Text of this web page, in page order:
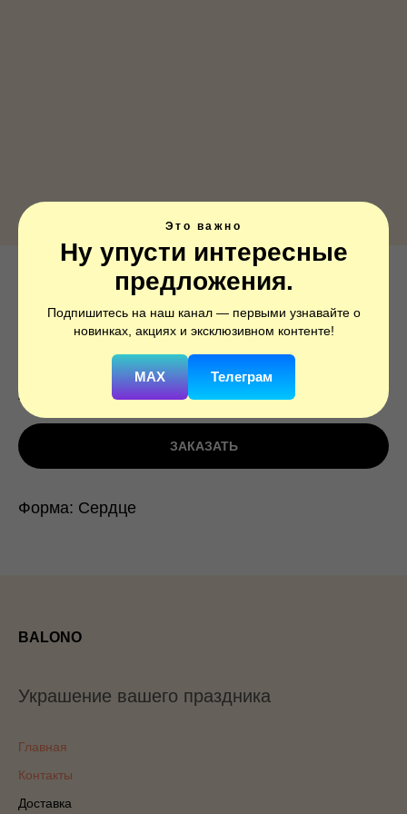
Это важно
Ну упусти интересные
предложения.
Подпишитесь на наш канал — первыми узнавайте о
новинках, акциях и эксклюзивном контенте!
MAX Телеграм
Сердце, Мистик, Кремовый, Сатин
221073
290
ЗАКАЗАТЬ
Форма: Сердце
BALONO
Украшение вашего праздника
Главная
Контакты
Доставка